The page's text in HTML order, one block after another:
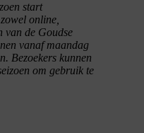
start
, zowel online,
van de Goudse
vanaf maandag
Bezoekers kunnen
om gebruik te